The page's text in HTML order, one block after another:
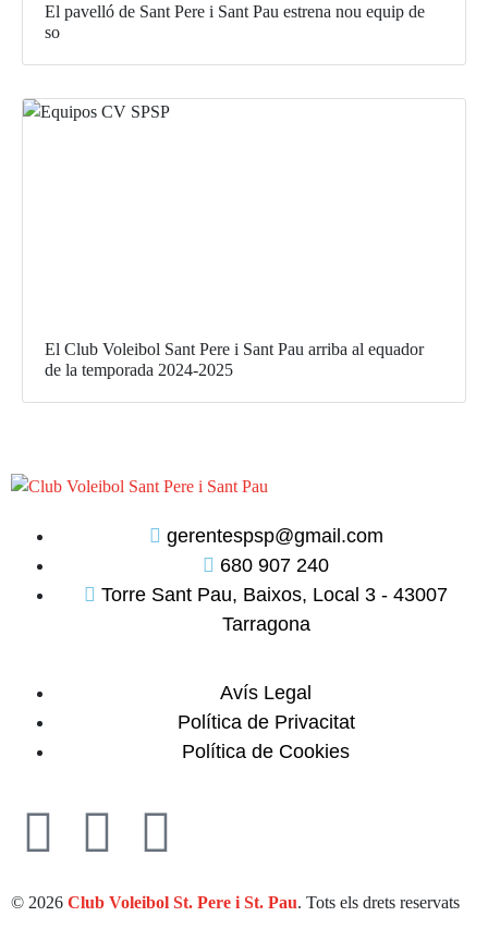
El pavelló de Sant Pere i Sant Pau estrena nou equip de
so
El Club Voleibol Sant Pere i Sant Pau arriba al equador
de la temporada 2024-2025
gerentespsp@gmail.com
680 907 240
Torre Sant Pau, Baixos, Local 3 - 43007
Tarragona
Avís Legal
Política de Privacitat
Política de Cookies
© 2026 Club Voleibol St. Pere i St. Pau. Tots els drets reservats